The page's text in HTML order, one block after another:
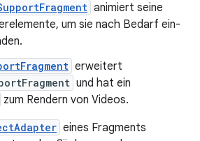
animiert seine
um sie nach Bedarf ein-
erweitert
und hat ein
zum Rendern von Videos.
eines Fragments